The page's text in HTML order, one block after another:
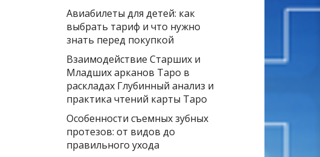
Авиабилеты для детей: как
выбрать тариф и что нужно
знать перед покупкой
Взаимодействие Старших и
Младших арканов Таро в
раскладах Глубинный анализ и
практика чтений карты Таро
Особенности съемных зубных
протезов: от видов до
правильного ухода